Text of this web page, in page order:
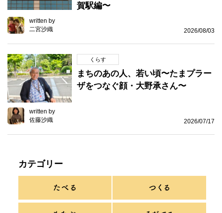
賀駅編〜
written by
二宮沙織
2026/08/03
くらす
まちのあの人、若い頃〜たまプラー
ザをつなぐ顔・大野承さん〜
written by
佐藤沙織
2026/07/17
カテゴリー